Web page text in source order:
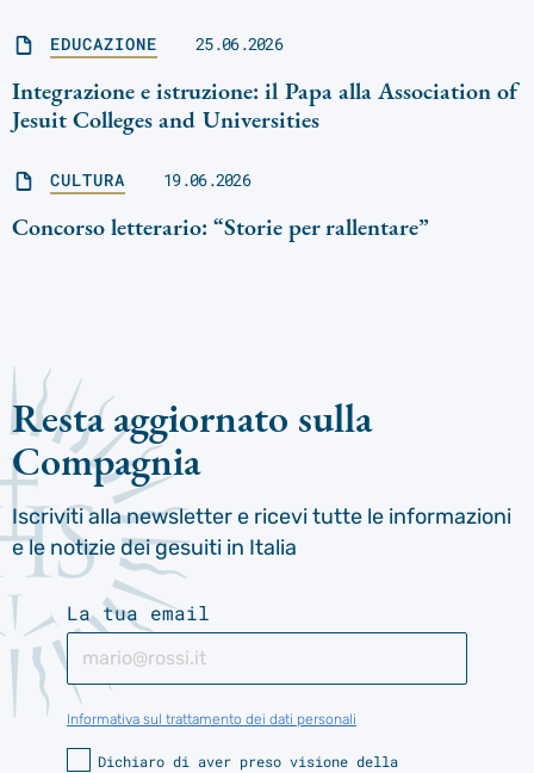
EDUCAZIONE 25.06.2026
Integrazione e istruzione: il Papa alla Association of
Jesuit Colleges and Universities
CULTURA 19.06.2026
Concorso letterario: “Storie per rallentare”
Resta aggiornato sulla
Compagnia
Iscriviti alla newsletter e ricevi tutte le informazioni
e le notizie dei gesuiti in Italia
La tua email
Informativa sul trattamento dei dati personali
Dichiaro di aver preso visione della